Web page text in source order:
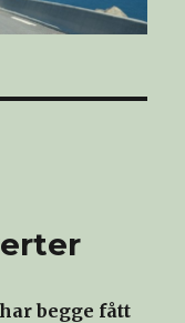
begge fått